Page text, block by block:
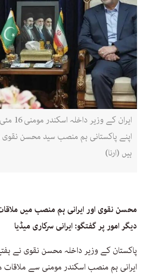
اپنے پاکستانی ہم منصب سید محسن
ہیں (ارنا)
محسن نقوی اور ایرانی ہم منصب میں
دیگر امور پر گفتگو: ایرانی سرکاری میڈیا
پاکستان کے وزیر داخلہ محسن نقوی نے
ایرانی ہم منصب اسکندر مومنی سے ملاقات